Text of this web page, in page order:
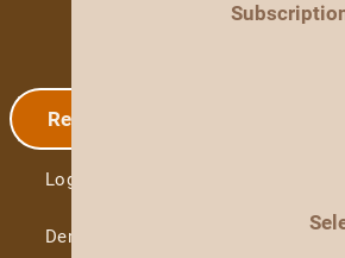
Registration
Log in
Demo